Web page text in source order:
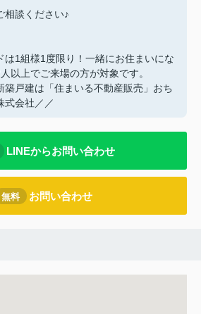
相談ください♪
1組様1度限り！一緒にお住まいにな
以上でご来場の方が対象です。
築戸建は「住まいる不動産販売」おち
式会社／／
LINEからお問い合わせ
無料 お問い合わせ